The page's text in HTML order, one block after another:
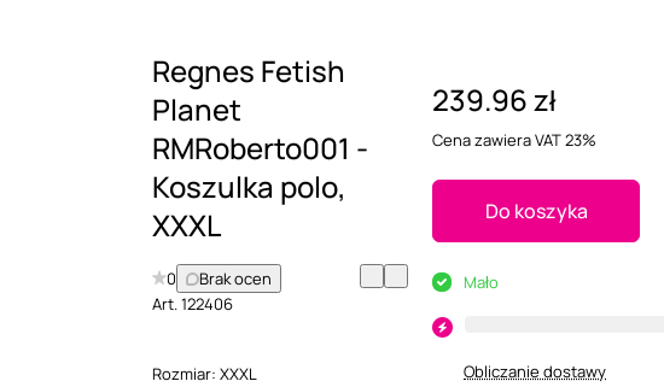
Regnes Fetish
Planet
RMRoberto001 -
Koszulka polo,
XXXL
0
Brak ocen
Art.122406
Rozmiar: XXXL
239.96 zł
Cena zawiera VAT 23%
Do koszyka
Mało
Obliczanie dostawy